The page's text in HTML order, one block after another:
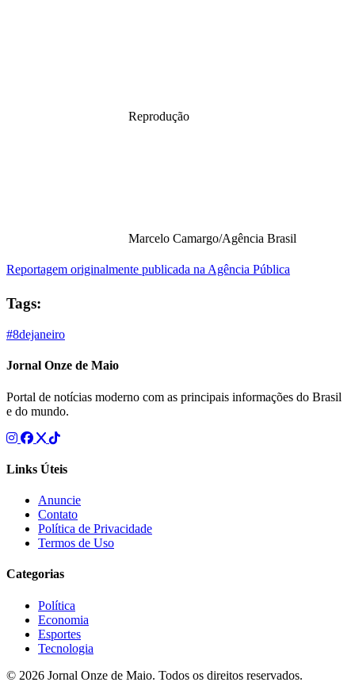
Reprodução
Marcelo Camargo/Agência Brasil
Reportagem originalmente publicada na Agência Pública
Tags:
#8dejaneiro
Jornal Onze de Maio
Portal de notícias moderno com as principais informações do Brasil
e do mundo.
Links Úteis
Anuncie
Contato
Política de Privacidade
Termos de Uso
Categorias
Política
Economia
Esportes
Tecnologia
© 2026 Jornal Onze de Maio. Todos os direitos reservados.